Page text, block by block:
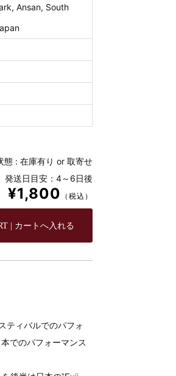
Ansan, South
態 : 在庫有り or 取寄せ
発送日目安：4～6日後
¥1,800 （税込）
ティバルでのパフォ
でのパフォーマンス